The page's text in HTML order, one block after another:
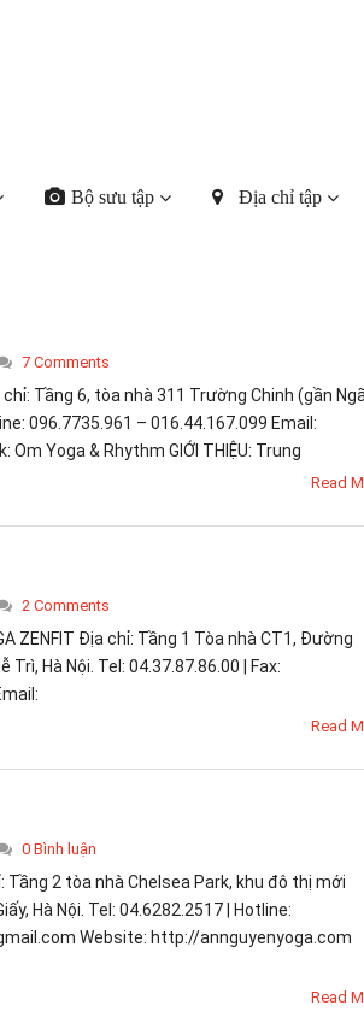
Bộ sưu tập Địa chỉ tập
7 Comments
chỉ: Tầng 6, tòa nhà 311 Trường Chinh (gần Ngã
096.7735.961 – 016.44.167.099 Email:
Yoga & Rhythm GIỚI THIỆU: Trung
Read
2 Comments
ZENFIT Địa chỉ: Tầng 1 Tòa nhà CT1, Đường
Hà Nội. Tel: 04.37.87.86.00 | Fax:
Read
0 Bình luận
Tầng 2 tòa nhà Chelsea Park, khu đô thị mới
Hà Nội. Tel: 04.6282.2517 | Hotline:
Website: http://annguyenyoga.com
Read